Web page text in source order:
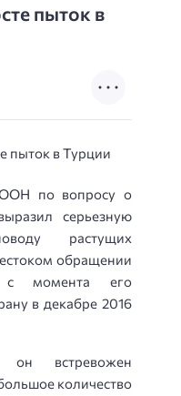
пыток в
ООН по вопросу о
серьезную
растущих
обращении
с момента его
в декабре 2016
встревожен
количество